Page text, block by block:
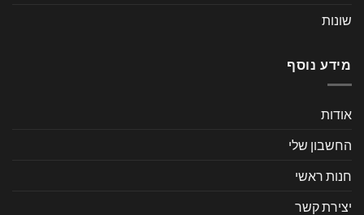
שונות
מידע נוסף
אודות
החשבון שלי
חנות ראשי
יצירת קשר